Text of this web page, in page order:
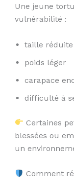
Une jeune
vulnérabilité :
taille réduite
poids léger
carapace
difficulté à
Certaines
blessées ou
un
Comment